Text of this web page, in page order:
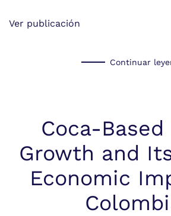
Ver publicación
Continuar
Coca-
Growth and
Economic